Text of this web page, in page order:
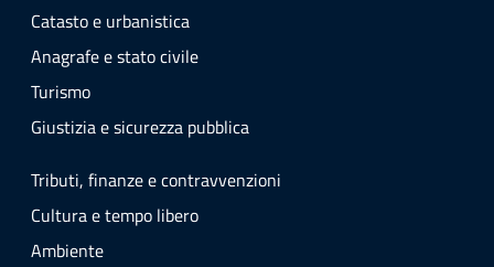
Catasto e urbanistica
Anagrafe e stato civile
Turismo
Giustizia e sicurezza pubblica
Tributi, finanze e contravvenzioni
Cultura e tempo libero
Ambiente